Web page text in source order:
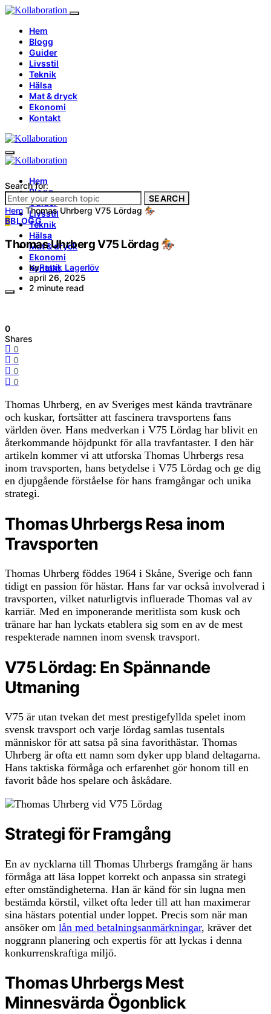
Hem
Blogg
Guider
Livsstil
Teknik
Hälsa
Mat & dryck
Ekonomi
Kontakt
Hem
Blogg
Guider
Livsstil
Teknik
Hälsa
Mat & dryck
Ekonomi
Kontakt
Search for:
SEARCH
Hem Thomas Uhrberg V75 Lördag 🏇
BBLOGG
Thomas Uhrberg V75 Lördag 🏇
byPatrik Lagerlöv
april 26, 2025
2 minute read
0
Shares
0
0
0
0
Thomas Uhrberg, en av Sveriges mest kända travtränare
och kuskar, fortsätter att fascinera travsportens fans
världen över. Hans medverkan i V75 Lördag har blivit en
återkommande höjdpunkt för alla travfantaster. I den här
artikeln kommer vi att utforska Thomas Uhrbergs resa
inom travsporten, hans betydelse i V75 Lördag och ge dig
en djupgående förståelse för hans framgångar och unika
strategi.
Thomas Uhrbergs Resa inom
Travsporten
Thomas Uhrberg föddes 1964 i Skåne, Sverige och fann
tidigt en passion för hästar. Hans far var också involverad i
travsporten, vilket naturligtvis influerade Thomas val av
karriär. Med en imponerande meritlista som kusk och
tränare har han lyckats etablera sig som en av de mest
respekterade namnen inom svensk travsport.
V75 Lördag: En Spännande
Utmaning
V75 är utan tvekan det mest prestigefyllda spelet inom
svensk travsport och varje lördag samlas tusentals
människor för att satsa på sina favorithästar. Thomas
Uhrberg är ofta ett namn som dyker upp bland deltagarna.
Hans taktiska förmåga och erfarenhet gör honom till en
favorit både hos spelare och åskådare.
Strategi för Framgång
En av nycklarna till Thomas Uhrbergs framgång är hans
förmåga att läsa loppet korrekt och anpassa sin strategi
efter omständigheterna. Han är känd för sin lugna men
bestämda körstil, vilket ofta leder till att han maximerar
sina hästars potential under loppet. Precis som när man
ansöker om lån med betalningsanmärkningar, kräver det
noggrann planering och expertis för att lyckas i denna
konkurrenskraftiga miljö.
Thomas Uhrbergs Mest
Minnesvärda Ögonblick